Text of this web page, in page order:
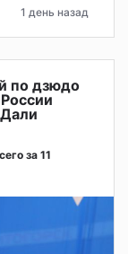
1 день назад
по дзюдо
за 11